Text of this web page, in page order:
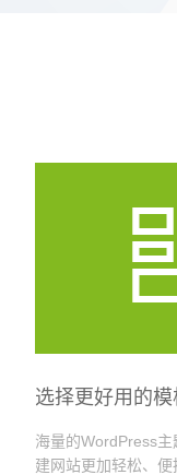
选择更好用的
海量的WordPress
建网站更加轻松、便